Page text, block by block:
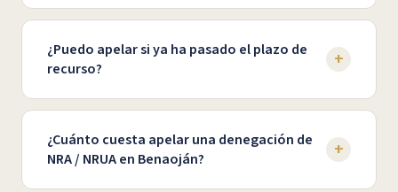
El plazo de resolución depende de cada caso y de la
administración implicada. En nuestra experiencia con
casos en Benaoján, los recursos suelen resolverse
disponemos de procedimientos acelerados para
acortar los plazos al máximo.
¿Puedo apelar si ya ha pasado el plazo de
recurso?
+
Aunque los plazos son importantes, existen distintas
vías legales para impugnar una denegación incluso si
el plazo ordinario ha vencido. Analizamos tu caso
¿Cuánto cuesta apelar una denegación de
NRA / NRUA en Benaoján?
+